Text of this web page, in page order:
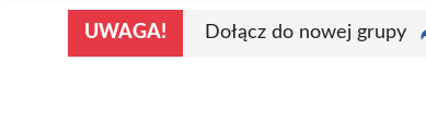
UWAGA! Dołącz do nowej grupy